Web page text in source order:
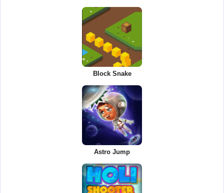
Block Snake
Astro Jump